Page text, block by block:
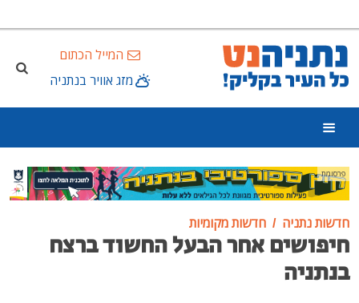
המייל הכתום
מזג אוויר בנתניה
פרסומת
חדשות נתניה חדשות מקומיות
חיפושים אחר הבעל החשוד ברצח
בנתניה